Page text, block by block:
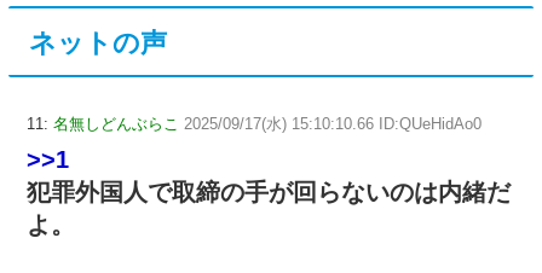
ネットの声
11: 名無しどんぶらこ 2025/09/17(水) 15:10:10.66 ID:QUeHidAo0
>>1
犯罪外国人で取締の手が回らないのは内緒だ
よ。